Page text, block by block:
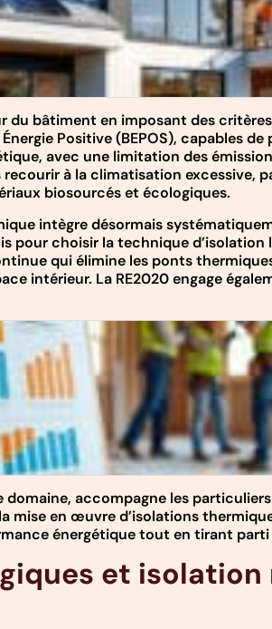
du bâtiment en imposant des
Positive (BEPOS), capables
avec une limitation des
recourir à la climatisation
biosourcés et écologiques.
intègre désormais
pour choisir la technique
qui élimine les ponts
intérieur. La RE2020 engage
domaine, accompagne les
mise en œuvre d’isolations
énergétique tout en tirant
et